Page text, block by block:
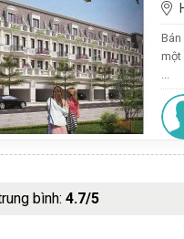
một
...
bình: 4.7/5